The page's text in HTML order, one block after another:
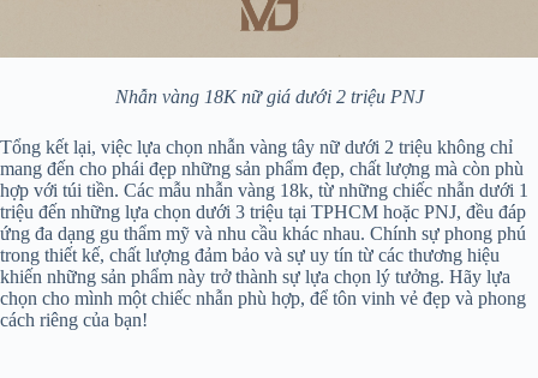
Nhẫn vàng 18K nữ giá dưới 2 triệu PNJ
Tổng kết lại, việc lựa chọn nhẫn vàng tây nữ dưới 2 triệu không chỉ
mang đến cho phái đẹp những sản phẩm đẹp, chất lượng mà còn phù
hợp với túi tiền. Các mẫu nhẫn vàng 18k, từ những chiếc nhẫn dưới 1
triệu đến những lựa chọn dưới 3 triệu tại TPHCM hoặc PNJ, đều đáp
ứng đa dạng gu thẩm mỹ và nhu cầu khác nhau. Chính sự phong phú
trong thiết kế, chất lượng đảm bảo và sự uy tín từ các thương hiệu
khiến những sản phẩm này trở thành sự lựa chọn lý tưởng. Hãy lựa
chọn cho mình một chiếc nhẫn phù hợp, để tôn vinh vẻ đẹp và phong
cách riêng của bạn!